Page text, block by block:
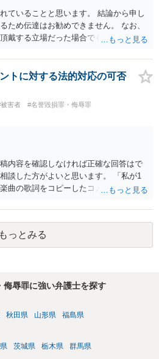
ていることと思います。 結論から申し
ため伝達はお勧めできません。 なお、
戴する立場だった場合でも、女性の夫
に伝達することは、事実上、妻が不倫
効果をもちます。もちろん不倫はよく
（とりわけ、女性にとって最も知られ
上であれ伝えることは別の法的問題
が発生します。
トに対する法的対応の可否
害者 #名誉毀損罪・侮辱罪
内容を確認しなければ正確な回答はで
談した方がよいと思います。 「私が1
曲の歌詞をコピーしたコメント」とい
れ以外の意味であれば回答は変わりま
ていた」ことは、単にそれだけでは権
（いじめの事実をアウティングされ
侵害性が出てくる可能性はあります
もっとみる
辱罪に強い弁護士を探す
秋田県 山形県 福島県
茨城県 栃木県 群馬県